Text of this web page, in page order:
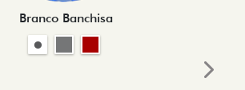
Branco Banchisa
Next